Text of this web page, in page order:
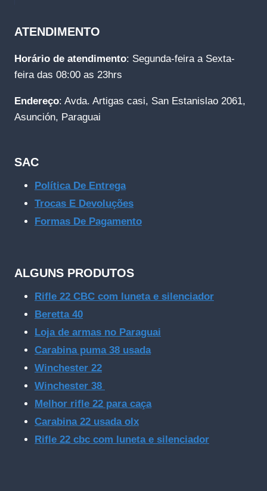
ATENDIMENTO
Horário de atendimento: Segunda-feira a Sexta-
feira das 08:00 as 23hrs
Endereço: Avda. Artigas casi, San Estanislao 2061,
Asunción, Paraguai
SAC
Política De Entrega
Trocas E Devoluções
Formas De Pagamento
ALGUNS PRODUTOS
Rifle 22 CBC com luneta e silenciador
Beretta 40
Loja de armas no Paraguai
Carabina puma 38 usada
Winchester 22
Winchester 38
Melhor rifle 22 para caça
Carabina 22 usada olx
Rifle 22 cbc com luneta e silenciador